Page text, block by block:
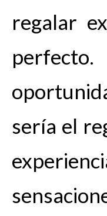
regalar
sería el